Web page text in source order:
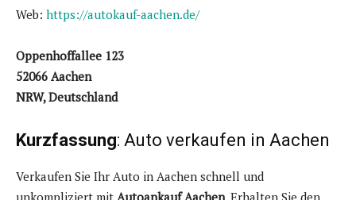
Web: https://autokauf-aachen.de/
Oppenhoffallee 123
52066 Aachen
NRW, Deutschland
Kurzfassung: Auto verkaufen in Aachen
Verkaufen Sie Ihr Auto in Aachen schnell und
unkompliziert mit Autoankauf Aachen. Erhalten Sie den